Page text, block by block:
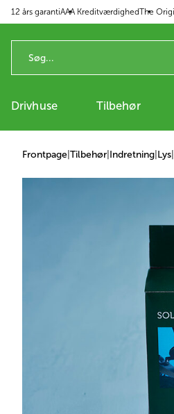
til indhold
12 års garantiAAA KreditværdighedThe
Drivhuse Tilbehør
Frontpage Tilbehør Indretning Lys